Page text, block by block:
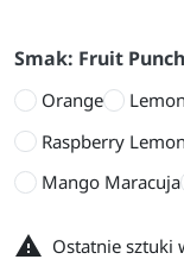
Smak: Fruit Punch
Orange Lemon
Raspberry
Mango Maracuja
 Ostatnie sztuki